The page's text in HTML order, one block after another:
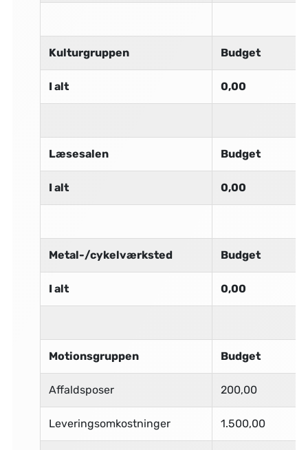
Kulturgruppen Budget
I alt 0,00
Læsesalen Budget
I alt 0,00
Metal-/cykelværksted Budget
I alt 0,00
Motionsgruppen Budget
Affaldsposer 200,00
Leveringsomkostninger 1.500,00